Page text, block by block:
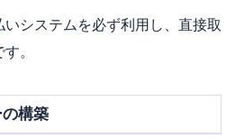
システムを必ず利用し、直接取
。
構築